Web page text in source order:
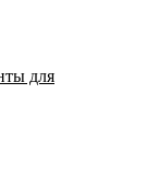
для